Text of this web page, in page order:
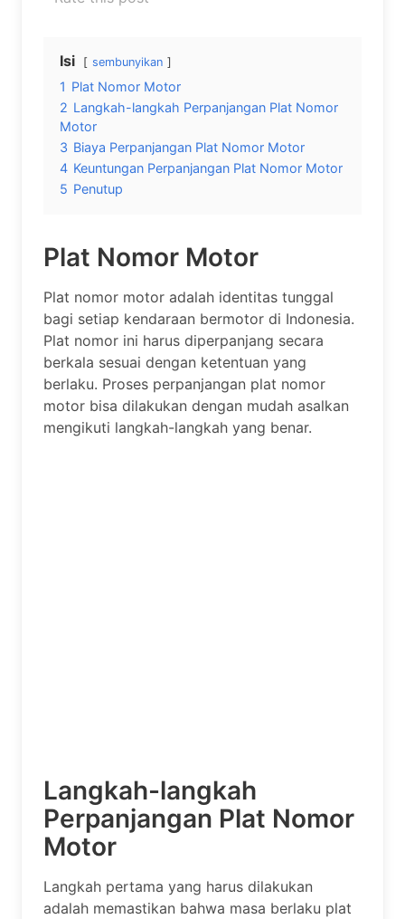
Isi sembunyikan
1 Plat Nomor Motor
2 Langkah-langkah Perpanjangan Plat Nomor
Motor
3 Biaya Perpanjangan Plat Nomor Motor
4 Keuntungan Perpanjangan Plat Nomor Motor
5 Penutup
Plat Nomor Motor
Plat nomor motor adalah identitas tunggal
bagi setiap kendaraan bermotor di Indonesia.
Plat nomor ini harus diperpanjang secara
berkala sesuai dengan ketentuan yang
berlaku. Proses perpanjangan plat nomor
motor bisa dilakukan dengan mudah asalkan
mengikuti langkah-langkah yang benar.
Langkah-langkah
Perpanjangan Plat Nomor
Motor
Langkah pertama yang harus dilakukan
adalah memastikan bahwa masa berlaku plat